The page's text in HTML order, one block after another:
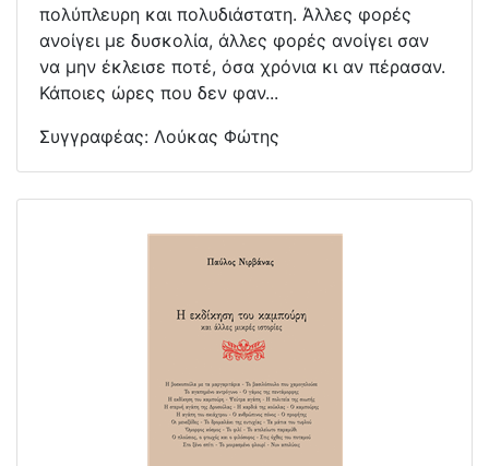
πολύπλευρη και πολυδιάστατη. Άλλες φορές
ανοίγει με δυσκολία, άλλες φορές ανοίγει σαν
να μην έκλεισε ποτέ, όσα χρόνια κι αν πέρασαν.
Κάποιες ώρες που δεν φαν...
Συγγραφέας: Λούκας Φώτης